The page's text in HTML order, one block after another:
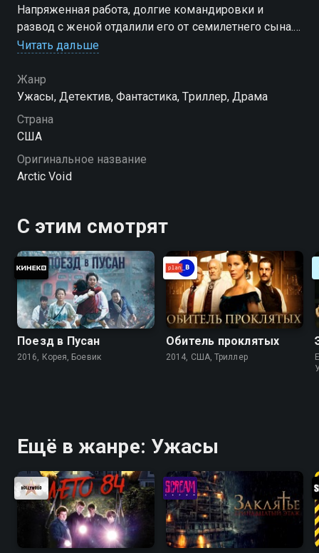
Напряженная работа, долгие командировки и
развод с женой отдалили его от семилетнего сына.
Но узнав однажды, что тот исчез из летнего лагеря,
расследование
Читать дальше
Жанр
Ужасы, Детектив, Фантастика, Триллер, Драма
Страна
США
Оригинальное название
Arctic Void
С этим смотрят
Поезд в Пусан
2016, Корея, Боевик
Обитель проклятых
2014, США, Триллер
Ещё в жанре: Ужасы